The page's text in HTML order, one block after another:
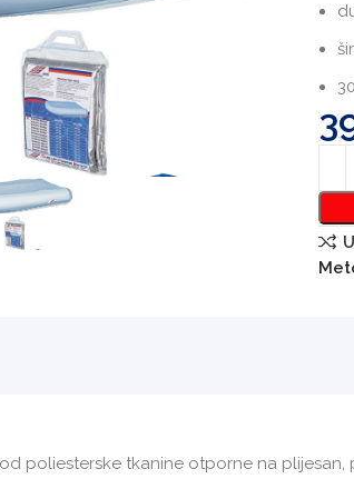
poliesterske tkanine otporne na plijesan,